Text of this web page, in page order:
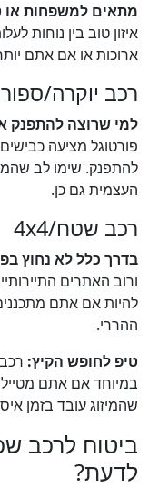
מתאים למשפחות או
איזון טוב בין נוחות
ארוכות או אם אתם יותר מ-2
רכב יוקרה/
למי שרוצה להתפנק
פורטוגל מציעה
להתפנק. שימו לב
העצמית גם כן.
רכב שטח/4x4
בדרך כלל לא נחוץ
ורוב האתרים
להיות אם אתם
ההררי.
טיפ לחופש הקיץ:
במיוחד אם אתם
שהמיזוג עובד בזמן
ביטוח לרכב
לדעת?